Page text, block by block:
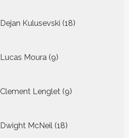
Dejan Kulusevski 18
producten
Lucas Moura 9
producten
Clement Lenglet 9
producten
Dwight McNeil 18
producten